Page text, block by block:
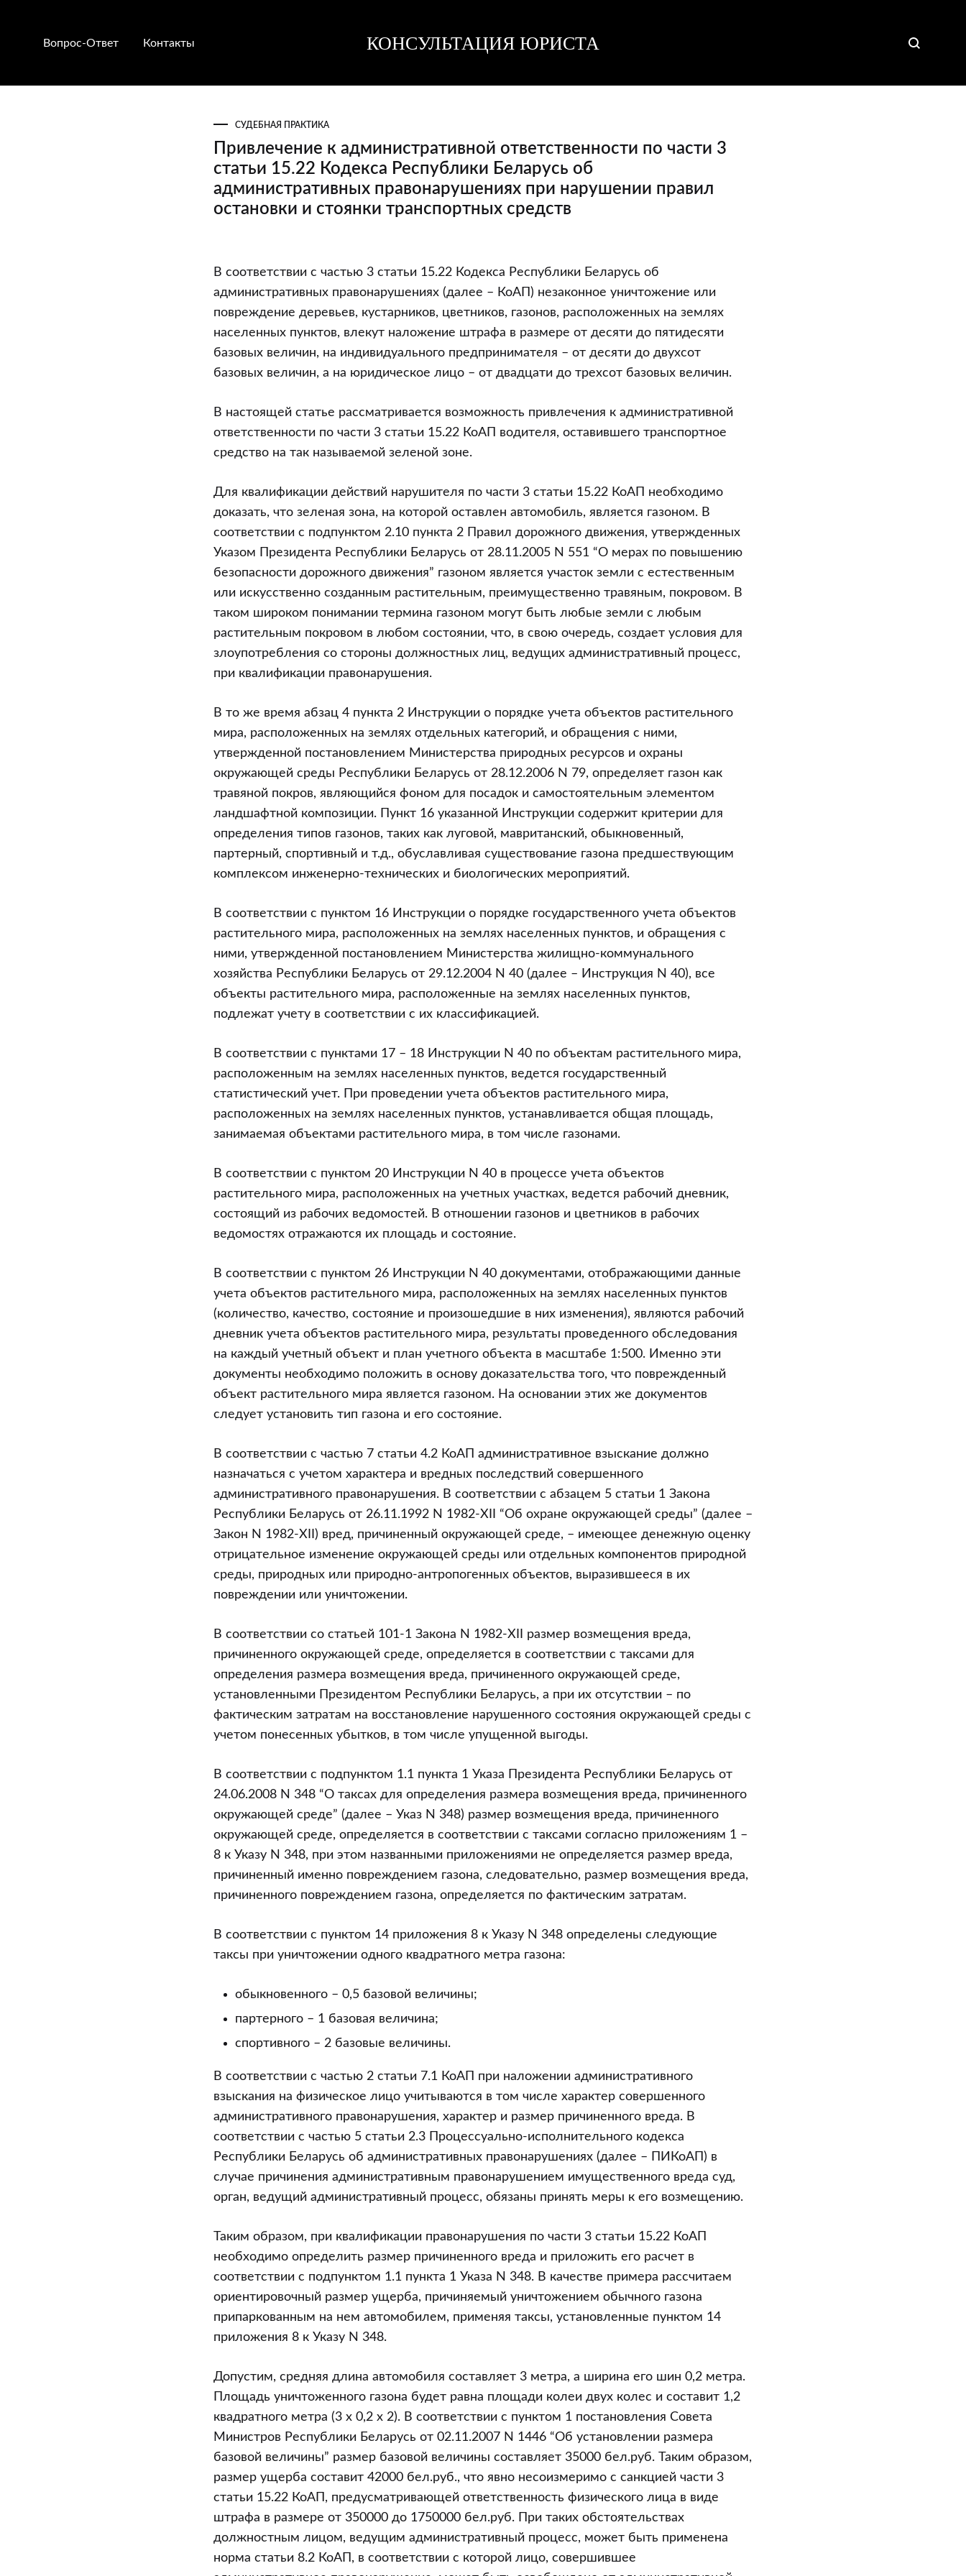
Вопрос-Ответ Контакты КОНСУЛЬТАЦИЯ ЮРИСТА
юриста
юриста
СУДЕБНАЯ ПРАКТИКА
Привлечение к административной ответственности по части 3
статьи 15.22 Кодекса Республики Беларусь об
административных правонарушениях при нарушении правил
остановки и стоянки транспортных средств
Привлечение
к
административной
ответственности
по
части
статьи
15.22
Кодекса
Беларусь
об
административных
правонарушениях
при
нарушении
правил
остановки
и
стоянки
средств
В соответствии с частью 3 статьи 15.22 Кодекса Республики Беларусь об
административных правонарушениях (далее – КоАП) незаконное уничтожение или
повреждение деревьев, кустарников, цветников, газонов, расположенных на землях
населенных пунктов, влекут наложение штрафа в размере от десяти до пятидесяти
базовых величин, на индивидуального предпринимателя – от десяти до двухсот
базовых величин, а на юридическое лицо – от двадцати до трехсот базовых величин.
В настоящей статье рассматривается возможность привлечения к административной
ответственности по части 3 статьи 15.22 КоАП водителя, оставившего транспортное
средство на так называемой зеленой зоне.
Для квалификации действий нарушителя по части 3 статьи 15.22 КоАП необходимо
доказать, что зеленая зона, на которой оставлен автомобиль, является газоном. В
соответствии с подпунктом 2.10 пункта 2 Правил дорожного движения, утвержденных
Указом Президента Республики Беларусь от 28.11.2005 N 551 “О мерах по повышению
безопасности дорожного движения” газоном является участок земли с естественным
или искусственно созданным растительным, преимущественно травяным, покровом. В
таком широком понимании термина газоном могут быть любые земли с любым
растительным покровом в любом состоянии, что, в свою очередь, создает условия для
злоупотребления со стороны должностных лиц, ведущих административный процесс,
при квалификации правонарушения.
В то же время абзац 4 пункта 2 Инструкции о порядке учета объектов растительного
мира, расположенных на землях отдельных категорий, и обращения с ними,
утвержденной постановлением Министерства природных ресурсов и охраны
окружающей среды Республики Беларусь от 28.12.2006 N 79, определяет газон как
травяной покров, являющийся фоном для посадок и самостоятельным элементом
ландшафтной композиции. Пункт 16 указанной Инструкции содержит критерии для
определения типов газонов, таких как луговой, мавританский, обыкновенный,
партерный, спортивный и т.д., обуславливая существование газона предшествующим
комплексом инженерно-технических и биологических мероприятий.
В соответствии с пунктом 16 Инструкции о порядке государственного учета объектов
растительного мира, расположенных на землях населенных пунктов, и обращения с
ними, утвержденной постановлением Министерства жилищно-коммунального
хозяйства Республики Беларусь от 29.12.2004 N 40 (далее – Инструкция N 40), все
объекты растительного мира, расположенные на землях населенных пунктов,
подлежат учету в соответствии с их классификацией.
В соответствии с пунктами 17 – 18 Инструкции N 40 по объектам растительного мира,
расположенным на землях населенных пунктов, ведется государственный
статистический учет. При проведении учета объектов растительного мира,
расположенных на землях населенных пунктов, устанавливается общая площадь,
занимаемая объектами растительного мира, в том числе газонами.
В соответствии с пунктом 20 Инструкции N 40 в процессе учета объектов
растительного мира, расположенных на учетных участках, ведется рабочий дневник,
состоящий из рабочих ведомостей. В отношении газонов и цветников в рабочих
ведомостях отражаются их площадь и состояние.
В соответствии с пунктом 26 Инструкции N 40 документами, отображающими данные
учета объектов растительного мира, расположенных на землях населенных пунктов
(количество, качество, состояние и произошедшие в них изменения), являются рабочий
дневник учета объектов растительного мира, результаты проведенного обследования
на каждый учетный объект и план учетного объекта в масштабе 1:500. Именно эти
документы необходимо положить в основу доказательства того, что поврежденный
объект растительного мира является газоном. На основании этих же документов
следует установить тип газона и его состояние.
В соответствии с частью 7 статьи 4.2 КоАП административное взыскание должно
назначаться с учетом характера и вредных последствий совершенного
административного правонарушения. В соответствии с абзацем 5 статьи 1 Закона
Республики Беларусь от 26.11.1992 N 1982-XII “Об охране окружающей среды” (далее –
Закон N 1982-XII) вред, причиненный окружающей среде, – имеющее денежную оценку
отрицательное изменение окружающей среды или отдельных компонентов природной
среды, природных или природно-антропогенных объектов, выразившееся в их
повреждении или уничтожении.
В соответствии со статьей 101-1 Закона N 1982-XII размер возмещения вреда,
причиненного окружающей среде, определяется в соответствии с таксами для
определения размера возмещения вреда, причиненного окружающей среде,
установленными Президентом Республики Беларусь, а при их отсутствии – по
фактическим затратам на восстановление нарушенного состояния окружающей среды с
учетом понесенных убытков, в том числе упущенной выгоды.
В соответствии с подпунктом 1.1 пункта 1 Указа Президента Республики Беларусь от
24.06.2008 N 348 “О таксах для определения размера возмещения вреда, причиненного
окружающей среде” (далее – Указ N 348) размер возмещения вреда, причиненного
окружающей среде, определяется в соответствии с таксами согласно приложениям 1 –
8 к Указу N 348, при этом названными приложениями не определяется размер вреда,
причиненный именно повреждением газона, следовательно, размер возмещения вреда,
причиненного повреждением газона, определяется по фактическим затратам.
В соответствии с пунктом 14 приложения 8 к Указу N 348 определены следующие
таксы при уничтожении одного квадратного метра газона:
обыкновенного – 0,5 базовой величины;
партерного – 1 базовая величина;
спортивного – 2 базовые величины.
В соответствии с частью 2 статьи 7.1 КоАП при наложении административного
взыскания на физическое лицо учитываются в том числе характер совершенного
административного правонарушения, характер и размер причиненного вреда. В
соответствии с частью 5 статьи 2.3 Процессуально-исполнительного кодекса
Республики Беларусь об административных правонарушениях (далее – ПИКоАП) в
случае причинения административным правонарушением имущественного вреда суд,
орган, ведущий административный процесс, обязаны принять меры к его возмещению.
Таким образом, при квалификации правонарушения по части 3 статьи 15.22 КоАП
необходимо определить размер причиненного вреда и приложить его расчет в
соответствии с подпунктом 1.1 пункта 1 Указа N 348. В качестве примера рассчитаем
ориентировочный размер ущерба, причиняемый уничтожением обычного газона
припаркованным на нем автомобилем, применяя таксы, установленные пунктом 14
приложения 8 к Указу N 348.
Допустим, средняя длина автомобиля составляет 3 метра, а ширина его шин 0,2 метра.
Площадь уничтоженного газона будет равна площади колеи двух колес и составит 1,2
квадратного метра (3 x 0,2 x 2). В соответствии с пунктом 1 постановления Совета
Министров Республики Беларусь от 02.11.2007 N 1446 “Об установлении размера
базовой величины” размер базовой величины составляет 35000 бел.руб. Таким образом,
размер ущерба составит 42000 бел.руб., что явно несоизмеримо с санкцией части 3
статьи 15.22 КоАП, предусматривающей ответственность физического лица в виде
штрафа в размере от 350000 до 1750000 бел.руб. При таких обстоятельствах
должностным лицом, ведущим административный процесс, может быть применена
норма статьи 8.2 КоАП, в соответствии с которой лицо, совершившее